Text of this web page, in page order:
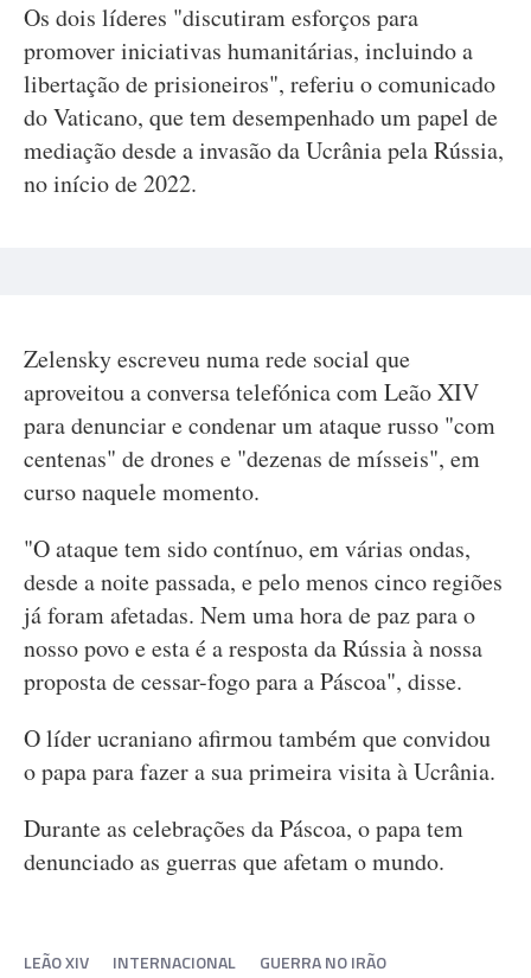
Os dois líderes "discutiram esforços para
promover iniciativas humanitárias, incluindo a
libertação de prisioneiros", referiu o comunicado
do Vaticano, que tem desempenhado um papel de
mediação desde a invasão da Ucrânia pela Rússia,
no início de 2022.
Zelensky escreveu numa rede social que
aproveitou a conversa telefónica com Leão XIV
para denunciar e condenar um ataque russo "com
centenas" de drones e "dezenas de mísseis", em
curso naquele momento.
"O ataque tem sido contínuo, em várias ondas,
desde a noite passada, e pelo menos cinco regiões
já foram afetadas. Nem uma hora de paz para o
nosso povo e esta é a resposta da Rússia à nossa
proposta de cessar-fogo para a Páscoa", disse.
O líder ucraniano afirmou também que convidou
o papa para fazer a sua primeira visita à Ucrânia.
Durante as celebrações da Páscoa, o papa tem
denunciado as guerras que afetam o mundo.
LEÃO XIV INTERNACIONAL GUERRA NO IRÃO